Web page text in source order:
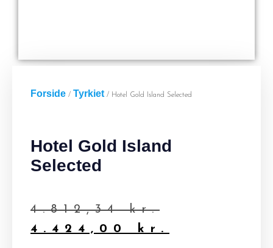
Forside / Tyrkiet/ Hotel Gold Island Selected
Hotel Gold Island
Selected
4.812,34kr.
4.424,00 kr.